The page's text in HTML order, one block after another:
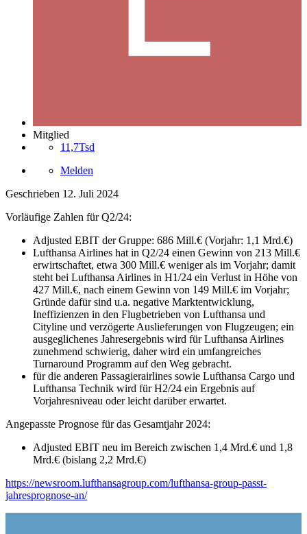
Mitglied
11,7Tsd
Melden
Geschrieben 12. Juli 2024
Vorläufige Zahlen für Q2/24:
Adjusted EBIT der Gruppe: 686 Mill.€ (Vorjahr: 1,1 Mrd.€)
Lufthansa Airlines hat in Q2/24 einen Gewinn von 213 Mill.€
erwirtschaftet, etwa 300 Mill.€ weniger als im Vorjahr; damit
steht bei Lufthansa Airlines in H1/24 ein Verlust in Höhe von
427 Mill.€, nach einem Gewinn von 149 Mill.€ im Vorjahr;
Gründe dafür sind u.a. negative Marktentwicklung,
Ineffizienzen in den Flugbetrieben von Lufthansa und
Cityline und verzögerte Auslieferungen von Flugzeugen; ein
ausgeglichenes Jahresergebnis wird für Lufthansa Airlines
zunehmend schwierig, daher wird ein umfangreiches
Turnaround Programm auf den Weg gebracht.
für die anderen Passagierairlines sowie Lufthansa Cargo und
Lufthansa Technik wird für H2/24 ein Ergebnis auf
Vorjahresniveau oder leicht darüber erwartet.
Angepasste Prognose für das Gesamtjahr 2024:
Adjusted EBIT neu im Bereich zwischen 1,4 Mrd.€ und 1,8
Mrd.€ (bislang 2,2 Mrd.€)
https://newsroom.lufthansagroup.com/lufthansa-group-passt-
jahresprognose-an/